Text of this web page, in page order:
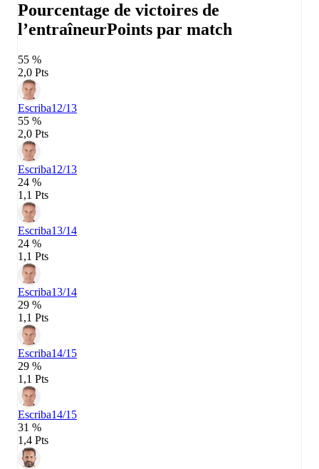
Pourcentage de victoires de
l’entraîneurPoints par match
55 %
2,0 Pts
Escriba12/13
55 %
2,0 Pts
Escriba12/13
24 %
1,1 Pts
Escriba13/14
24 %
1,1 Pts
Escriba13/14
29 %
1,1 Pts
Escriba14/15
29 %
1,1 Pts
Escriba14/15
31 %
1,4 Pts